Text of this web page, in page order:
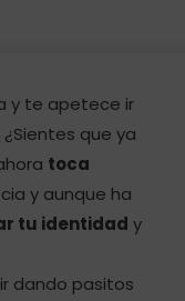
y te apetece ir
¿Sientes que ya
toca
y aunque ha
tu identidad y
dando pasitos